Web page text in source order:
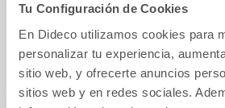
Tu Configuración de Cookies
En Dideco utilizamos cookies para
personalizar tu experiencia,
sitio web, y ofrecerte anuncios
sitios web y en redes sociales.